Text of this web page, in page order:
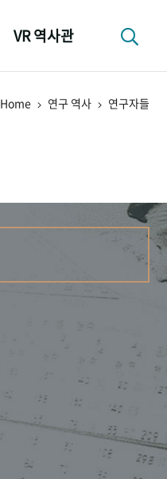
VR 역사관
Home 연구 역사 연구자들